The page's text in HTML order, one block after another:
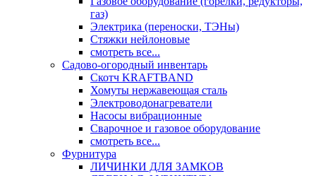
газ)
Электрика (переноски, ТЭНы)
Стяжки нейлоновые
смотреть все...
Садово-огородный инвентарь
Скотч KRAFTBAND
Хомуты нержавеющая сталь
Электроводонагреватели
Насосы вибрационные
Сварочное и газовое оборудование
смотреть все...
Фурнитура
ЛИЧИНКИ ДЛЯ ЗАМКОВ